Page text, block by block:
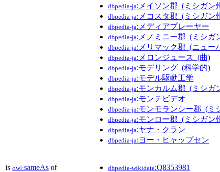
dbpedia-ja:メイソン郡_(ミシガン
dbpedia-ja:メコスタ郡_(ミシガン
dbpedia-ja:メディアプレーヤー
dbpedia-ja:メノミニー郡_(ミシガ
dbpedia-ja:メリマック郡_(ニュー
dbpedia-ja:メロンジュース_(曲)
dbpedia-ja:モデリング_(科学的)
dbpedia-ja:モデル駆動工学
dbpedia-ja:モンカルム郡_(ミシガ
dbpedia-ja:モンテビデオ
dbpedia-ja:モンモランシー郡_(ミ
dbpedia-ja:モンロー郡_(ミシガン
dbpedia-ja:ヤナ・クラン
dbpedia-ja:ヨー・ヒャップセン
is owl:sameAs of dbpedia-wikidata:Q8353981